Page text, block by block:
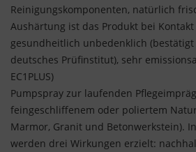
Reinigungskomponenten, natürlich
Aushärtung ist das Produkt bei
gesundheitlich unbedenklich
deutsches Prüfinstitut), sehr
EC1PLUS)
Pumpspray zur laufenden
feingeschliffenem oder poliertem
Marmor, Granit und Betonwerkstein).
werden drei Wirkungen erzielt: